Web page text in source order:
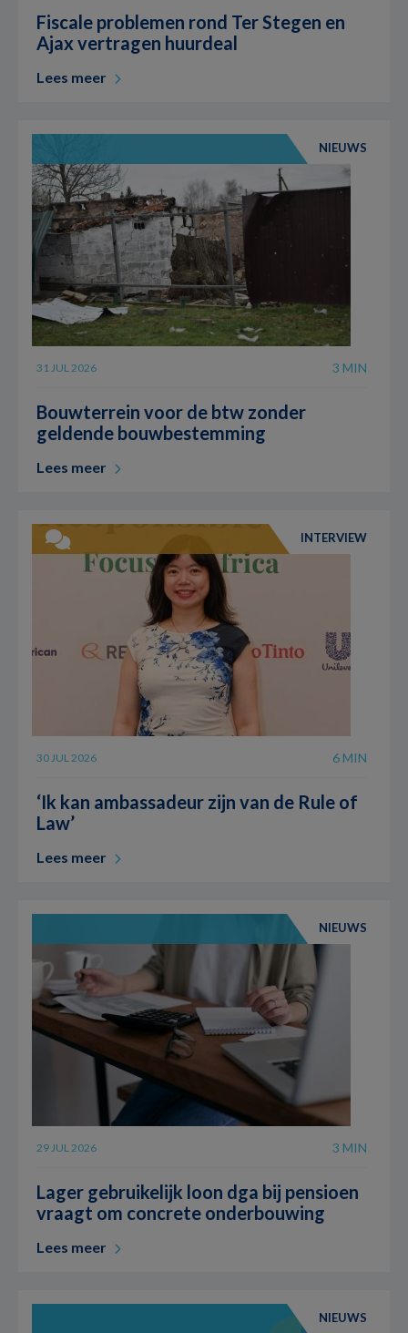
Fiscale problemen rond Ter Stegen en
Ajax vertragen huurdeal
Lees meer
NIEUWS
31 JUL 2026 3 MIN
Bouwterrein voor de btw zonder
geldende bouwbestemming
Lees meer
INTERVIEW
30 JUL 2026 6 MIN
‘Ik kan ambassadeur zijn van de Rule of
Law’
Lees meer
NIEUWS
29 JUL 2026 3 MIN
Lager gebruikelijk loon dga bij pensioen
vraagt om concrete onderbouwing
Lees meer
NIEUWS